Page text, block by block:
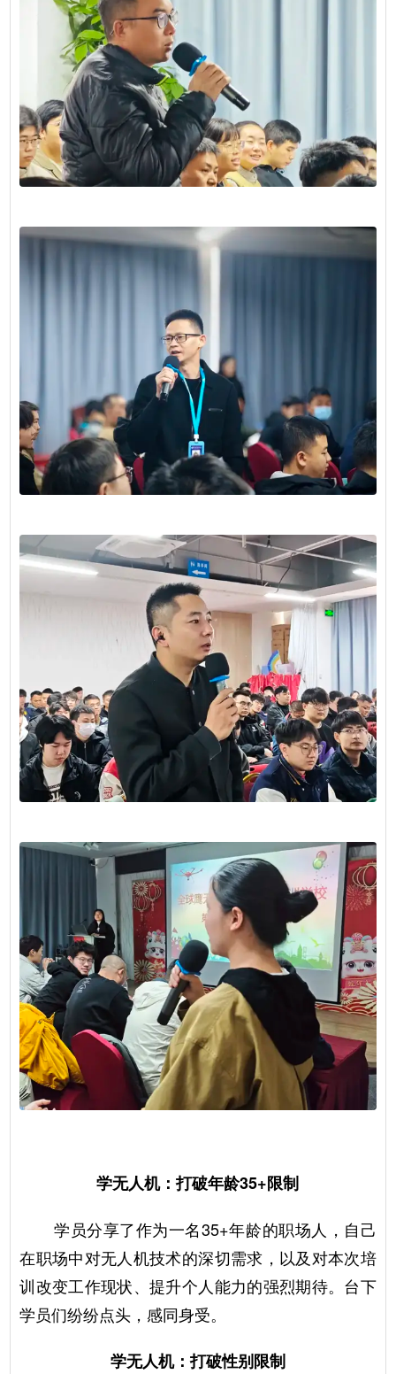
学无人机：打破年龄35+限制
学员分享了作为一名35+年龄的职场人，自己
在职场中对无人机技术的深切需求，以及对本次培
训改变工作现状、提升个人能力的强烈期待。台下
学员们纷纷点头，感同身受。
学无人机：打破性别限制